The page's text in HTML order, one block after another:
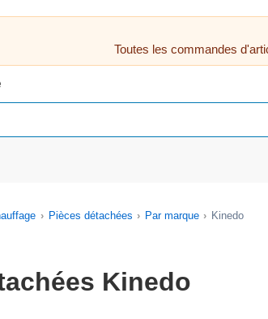
Toutes les commandes
Pièces détachées Par marque Kinedo
Kinedo